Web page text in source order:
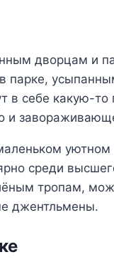
дворцам и
парке,
в себе какую-
и
среди
тропам,
джентльмены.